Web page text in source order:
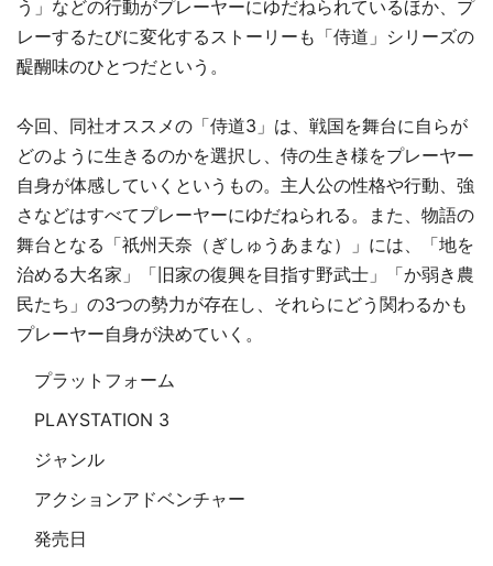
う」などの行動がプレーヤーにゆだねられているほか、プ
レーするたびに変化するストーリーも「侍道」シリーズの
醍醐味のひとつだという。
今回、同社オススメの「侍道3」は、戦国を舞台に自らが
どのように生きるのかを選択し、侍の生き様をプレーヤー
自身が体感していくというもの。主人公の性格や行動、強
さなどはすべてプレーヤーにゆだねられる。また、物語の
舞台となる「祇州天奈（ぎしゅうあまな）」には、「地を
治める大名家」「旧家の復興を目指す野武士」「か弱き農
民たち」の3つの勢力が存在し、それらにどう関わるかも
プレーヤー自身が決めていく。
プラットフォーム
PLAYSTATION 3
ジャンル
アクションアドベンチャー
発売日